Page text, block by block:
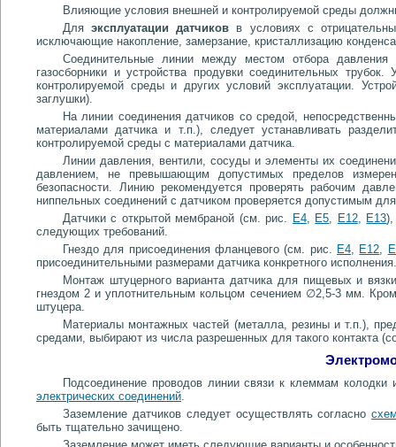
Влияющие условия внешней и контролируемой среды
Дляэксплуатации датчиков в условиях с
исключающие накопление, замерзание, кристаллизацию
Соединительные линии между местом отбора
газосборники и устройства продувки соединительных
контролируемой среды и других условий эксплуатации.
заглушки).
На линии соединения датчиков со средой,
материалами датчика и т.п.), следует устанавливать
контролируемой среды с материалами датчика.
Линии давления, вентили, сосуды и элементы их
давлением, не превышающим допустимых пределов
безопасности. Линию рекомендуется проверять рабочим
ниппельных соединений с датчиком проверяется допустимым
Датчики с открытой мембраной (см. рис. Е4, Е5, Е12, Е13),
следующих требований.
Гнездо для присоединения фланцевого (см. рис. Е4, Е12,
присоединительными размерами датчика конкретного исполнения.
Монтаж штуцерного варианта датчика для пищевых и
гнездом 2 и уплотнительным кольцом сечением ∅2,5-3 мм.
штуцера.
Материалы монтажных частей (металла, резины и т.п.),
средами, выбирают из числа разрешенных для такого контакта
Подсоединение проводов линии связи к клеммам колодки
электрических соединений.
Заземление датчиков следует осуществлять согласно
быть тщательно зачищено.